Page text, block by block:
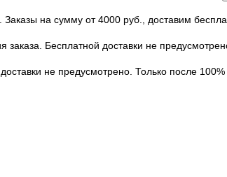
на сумму от 4000 руб., доставим
Бесплатной доставки не
не предусмотрено. Только после 100%